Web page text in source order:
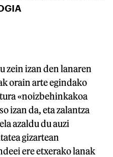
zein izan den lanaren
orain arte egindako
«noizbehinkakoa
izan da, eta zalantza
azaldu du auzi
gizartean
ere etxerako lanak